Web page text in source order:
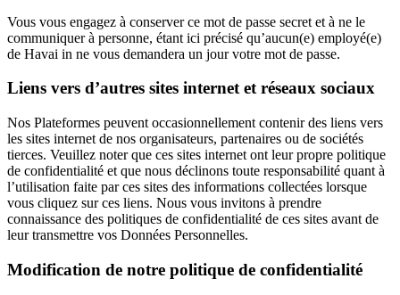
Vous vous engagez à conserver ce mot de passe secret et à ne le
communiquer à personne, étant ici précisé qu’aucun(e) employé(e)
de Havai in ne vous demandera un jour votre mot de passe.
Liens vers d’autres sites internet et réseaux sociaux
Nos Plateformes peuvent occasionnellement contenir des liens vers
les sites internet de nos organisateurs, partenaires ou de sociétés
tierces. Veuillez noter que ces sites internet ont leur propre politique
de confidentialité et que nous déclinons toute responsabilité quant à
l’utilisation faite par ces sites des informations collectées lorsque
vous cliquez sur ces liens. Nous vous invitons à prendre
connaissance des politiques de confidentialité de ces sites avant de
leur transmettre vos Données Personnelles.
Modification de notre politique de confidentialité